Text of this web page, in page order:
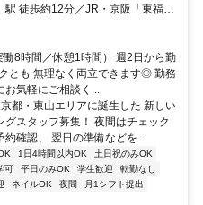
駅 徒歩約12分／JR・京阪「東福
下鉄「京都」駅 徒歩約22分
8時間／休憩1時間） 週2日から勤
とも 無理なく両立できます◎ 勤務
気軽にご相談く...
都・東山エリアに誕生した 新しい
スタッフ募集！ 夜間はチェック
確認、 翌日の準備などを...
1日4時間以内OK
土日祝のみOK
可 平日のみOK 学生歓迎
転勤なし
ネイルOK 夜間
月1シフト提出